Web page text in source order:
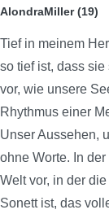
AlondraMiller (19)
Tief in meinem
so tief ist, dass
vor, wie unsere
Rhythmus einer
Unser Aussehen,
ohne Worte. In
Welt vor, in der
Sonett ist, das